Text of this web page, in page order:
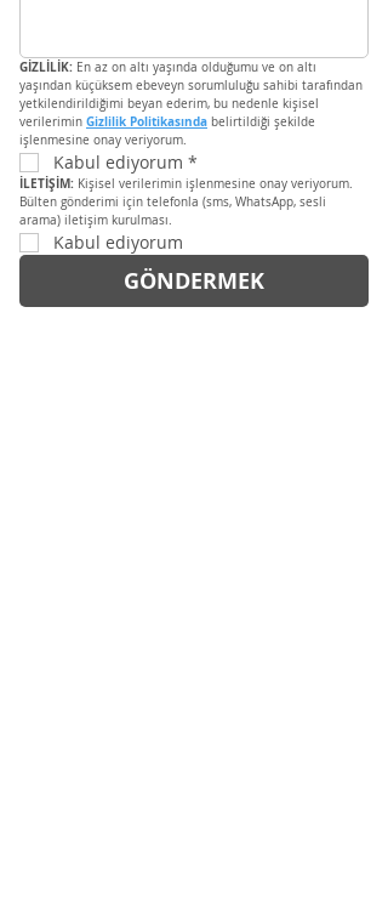
GİZLİLİK: En az on altı yaşında olduğumu ve on altı
yaşından küçüksem ebeveyn sorumluluğu sahibi tarafından
yetkilendirildiğimi beyan ederim, bu nedenle kişisel
verilerimin Gizlilik Politikasında belirtildiği şekilde
işlenmesine onay veriyorum.
Kabul ediyorum *
İLETİŞİM: Kişisel verilerimin işlenmesine onay veriyorum.
Bülten gönderimi için telefonla (sms, WhatsApp, sesli
arama) iletişim kurulması.
Kabul ediyorum
GÖNDERMEK